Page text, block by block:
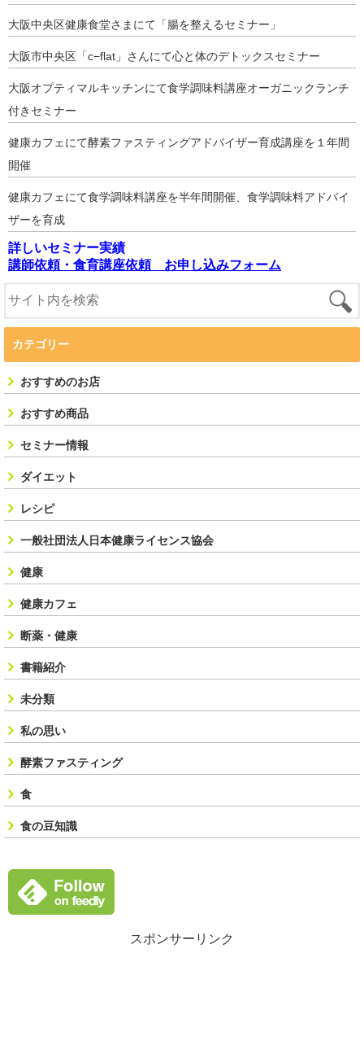
大阪中央区健康食堂さまにて「腸を整えるセミナー」
大阪市中央区「c−flat」さんにて心と体のデトックスセミナー
大阪オプティマルキッチンにて食学調味料講座オーガニックランチ
付きセミナー
健康カフェにて酵素ファスティングアドバイザー育成講座を１年間
開催
健康カフェにて食学調味料講座を半年間開催、食学調味料アドバイ
ザーを育成
詳しいセミナー実績
講師依頼・食育講座依頼 お申し込みフォーム
カテゴリー
おすすめのお店
おすすめ商品
セミナー情報
ダイエット
レシピ
一般社団法人日本健康ライセンス協会
健康
健康カフェ
断薬・健康
書籍紹介
未分類
私の思い
酵素ファスティング
食
食の豆知識
スポンサーリンク